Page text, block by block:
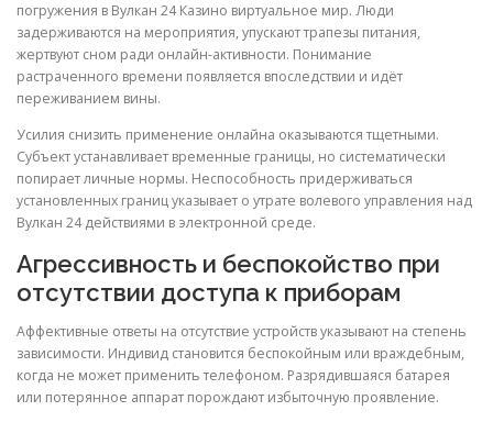
погружения в Вулкан 24 Казино виртуальное мир. Люди
задерживаются на мероприятия, упускают трапезы питания,
жертвуют сном ради онлайн-активности. Понимание
растраченного времени появляется впоследствии и идёт
переживанием вины.
Усилия снизить применение онлайна оказываются тщетными.
Субъект устанавливает временные границы, но систематически
попирает личные нормы. Неспособность придерживаться
установленных границ указывает о утрате волевого управления над
Вулкан 24 действиями в электронной среде.
Агрессивность и беспокойство при
отсутствии доступа к приборам
Аффективные ответы на отсутствие устройств указывают на степень
зависимости. Индивид становится беспокойным или враждебным,
когда не может применить телефоном. Разрядившаяся батарея
или потерянное аппарат порождают избыточную проявление.